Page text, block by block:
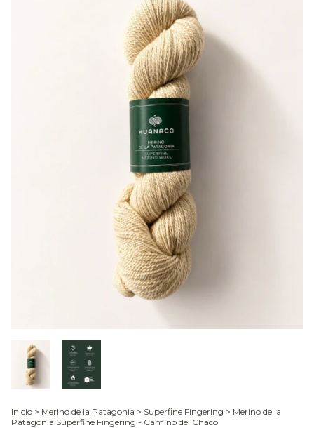
Inicio > Merino de la Patagonia > Superfine Fingering > Merino de la
Patagonia Superfine Fingering - Camino del Chaco